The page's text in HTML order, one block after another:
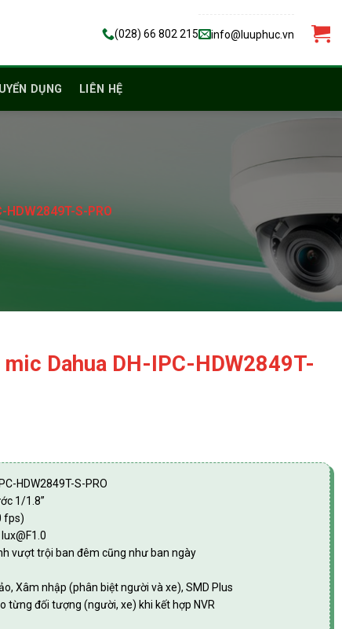
(028) 66 802 215 info@luuphuc.vn
DỤNG LIÊN HỆ
S-PRO
Dahua DH-IPC-HDW2849T-
HDW2849T-S-PRO
1/1.8”
fps)
vượt trội ban đêm cũng như ban ngày
Xâm nhập (phân biệt người và xe), SMD Plus
từng đối tượng (người, xe) khi kết hợp NVR